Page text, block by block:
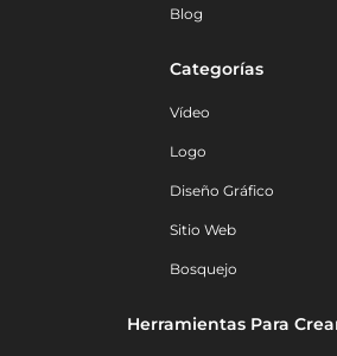
Blog
Categorías
Vídeo
Logo
Diseño Gráfico
Sitio Web
Bosquejo
Herramientas Para